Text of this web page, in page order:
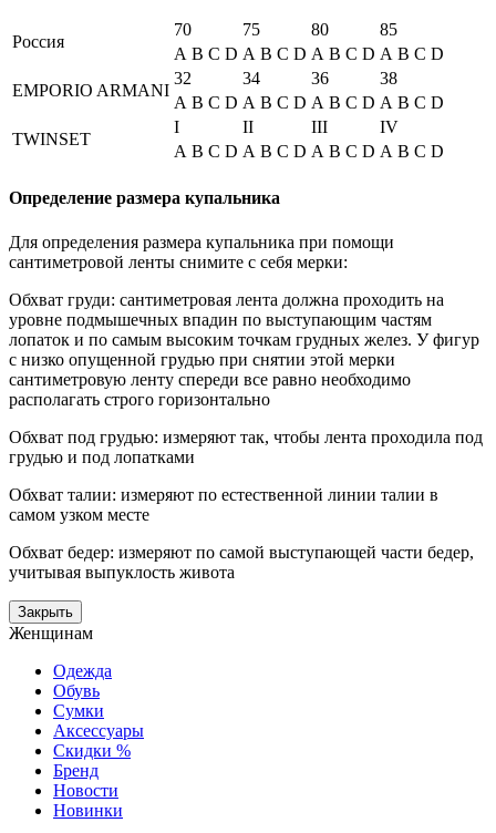
Россия
70 75 80
85
A B C D A B C D A B C D A B C D
EMPORIO ARMANI
32 34 36
38
A B C D A B C D A B C D A B C D
TWINSET
I II III
IV
A B C D A B C D A B C D A B C D
Определение размера купальника
Для определения размера купальника при помощи
сантиметровой ленты снимите с себя мерки:
Обхват груди: сантиметровая лента должна проходить на
уровне подмышечных впадин по выступающим частям
лопаток и по самым высоким точкам грудных желез. У фигур
с низко опущенной грудью при снятии этой мерки
сантиметровую ленту спереди все равно необходимо
располагать строго горизонтально
Обхват под грудью: измеряют так, чтобы лента проходила под
грудью и под лопатками
Обхват талии: измеряют по естественной линии талии в
самом узком месте
Обхват бедер: измеряют по самой выступающей части бедер,
учитывая выпуклость живота
Закрыть
Женщинам
Одежда
Обувь
Сумки
Аксессуары
Скидки %
Бренд
Новости
Новинки